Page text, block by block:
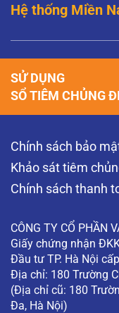
Hệ thống Miền
Chính sách bảo
Khảo sát tiêm
Chính sách thanh
CÔNG TY CỔ PHẦN
Giấy chứng nhận
Đầu tư TP. Hà Nội
Địa chỉ: 180 Trường
(Địa chỉ cũ: 180
Đa, Hà Nội)
SỬ DỤNG
SỔ TIÊM CHỦNG